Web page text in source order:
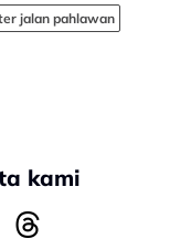
jalan pahlawan
kami